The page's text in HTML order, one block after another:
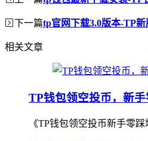
下一篇tp官网下载3.0版本-TP
相关文章
TP钱包领空投币，新
《TP钱包领空投币新手零